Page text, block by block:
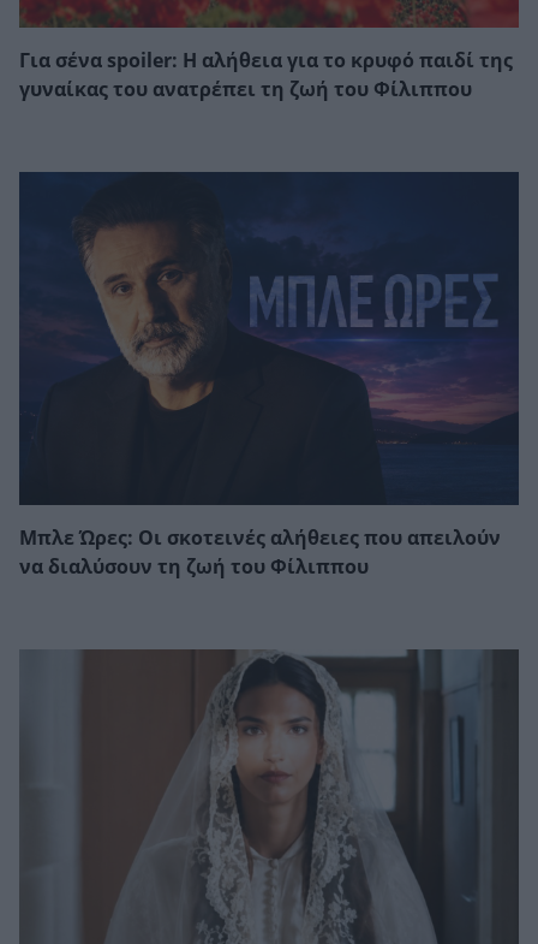
Για σένα spoiler: Η αλήθεια για το κρυφό παιδί της
γυναίκας του ανατρέπει τη ζωή του Φίλιππου
Μπλε Ώρες: Οι σκοτεινές αλήθειες που απειλούν
να διαλύσουν τη ζωή του Φίλιππου